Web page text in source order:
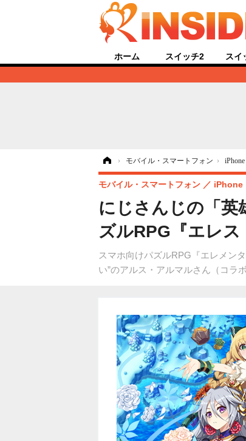
ホーム スイッチ2 スイ
› モバイル・スマートフォン › iPhone
にじさんじの「英
ズルRPG『エレ
スマホ向けパズルRPG『エレメン
い”のアルス・アルマルさん（コ
モバイル・スマートフォン iPhone